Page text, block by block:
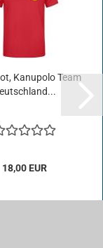
Ka­nu­po­lo Team
18,00 EUR